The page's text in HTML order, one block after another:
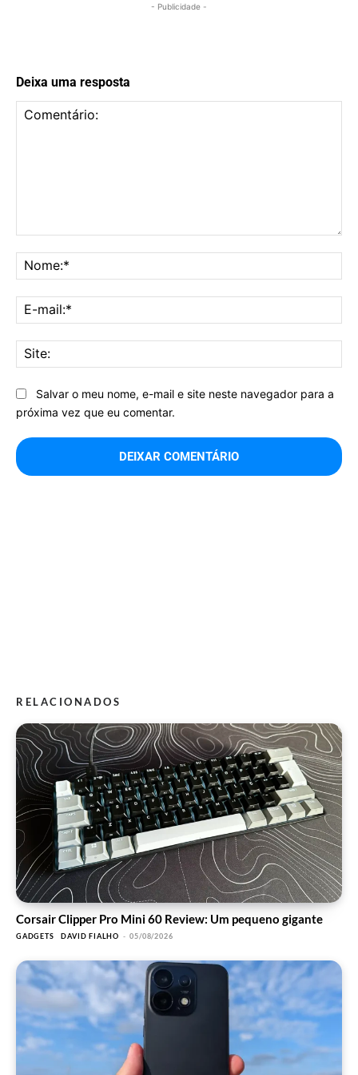
- Publicidade -
Deixa uma resposta
Salvar o meu nome, e-mail e site neste navegador para a
próxima vez que eu comentar.
RELACIONADOS
Corsair Clipper Pro Mini 60 Review: Um pequeno gigante
GADGETS DAVID FIALHO - 05/08/2026